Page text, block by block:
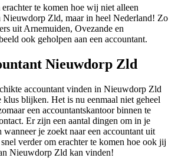
te komen hoe wij niet alleen
Nieuwdorp Zld, maar in heel Nederland! Zo
uit Arnemuiden, Ovezande en
ook geholpen aan een accountant.
Nieuwdorp Zld
accountant vinden in Nieuwdorp Zld
klus blijken. Het is nu eenmaal niet geheel
een accountantskantoor binnen te
Er zijn een aantal dingen om in je
wanneer je zoekt naar een accountant uit
verder om erachter te komen hoe ook jij
Nieuwdorp Zld kan vinden!